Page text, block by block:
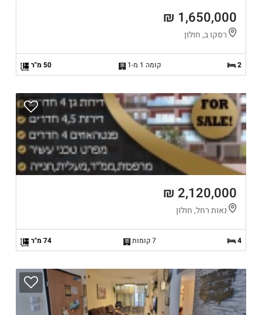
1,650,000 ₪
רסקו ב, חולון
2 קומה 1 מ-1 50 מ"ר
2,120,000 ₪
נאות רחל, חולון
4 7 קומות 74 מ"ר